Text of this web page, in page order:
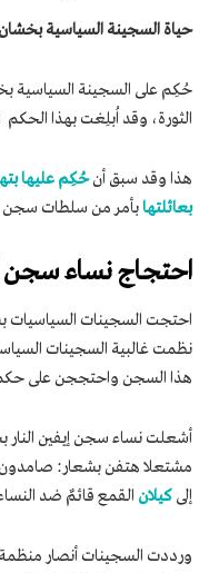
حياة السجينة السياسية
الثورة، وقد اُبلِغت بهذا الحكم في يوم 23
هذا وقد سبق أنحُكِم عليها
بعائلتهابأمر من سلطات سجن
احتجاج نساء سجن
نظمت غالبية السجينات
هذا السجن واحتججن على
أشعلت نساء سجن إيفين النار
مشتعلا هتفن بشعار: صامدون
إلى كيلان القمع قائمٌ ضد
ورددت السجينات أنصار منظمة